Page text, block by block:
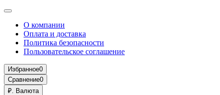
О компании
Оплата и доставка
Политика безопасности
Пользовательское соглашение
Избранное0
Сравнение0
₽. Валюта